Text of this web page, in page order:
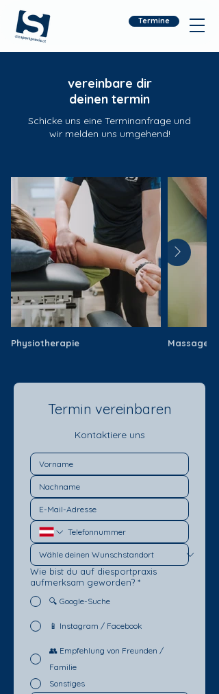
Termine
vereinbare dir
deinen termin
Schicke uns eine Terminanfrage und
wir melden uns umgehend!
Physiotherapie Massage
Termin vereinbaren
Kontaktiere uns
Wie bist du auf diesportpraxis
aufmerksam geworden? *
🔍 Google-Suche
📱 Instagram / Facebook
👥 Empfehlung von Freunden /
Familie
Sonstiges